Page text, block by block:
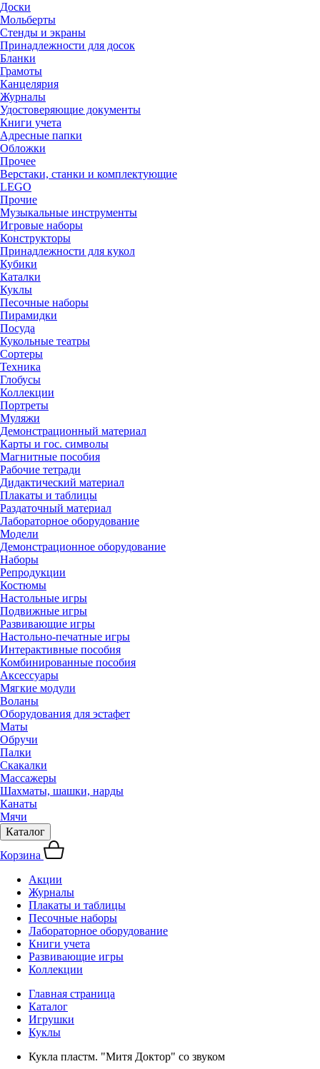
Доски
Мольберты
Стенды и экраны
Принадлежности для досок
Бланки
Грамоты
Канцелярия
Журналы
Удостоверяющие документы
Книги учета
Адресные папки
Обложки
Прочее
Верстаки, станки и комплектующие
LEGO
Прочие
Музыкальные инструменты
Игровые наборы
Конструкторы
Принадлежности для кукол
Кубики
Каталки
Куклы
Песочные наборы
Пирамидки
Посуда
Кукольные театры
Сортеры
Техника
Глобусы
Коллекции
Портреты
Муляжи
Демонстрационный материал
Карты и гос. символы
Магнитные пособия
Рабочие тетради
Дидактический материал
Плакаты и таблицы
Раздаточный материал
Лабораторное оборудование
Модели
Демонстрационное оборудование
Наборы
Репродукции
Костюмы
Настольные игры
Подвижные игры
Развивающие игры
Настольно-печатные игры
Интерактивные пособия
Комбинированные пособия
Аксессуары
Мягкие модули
Воланы
Оборудования для эстафет
Маты
Обручи
Палки
Скакалки
Массажеры
Шахматы, шашки, нарды
Канаты
Мячи
Каталог
Корзина
Акции
Журналы
Плакаты и таблицы
Песочные наборы
Лабораторное оборудование
Книги учета
Развивающие игры
Коллекции
Главная страница
Каталог
Игрушки
Куклы
Кукла пластм. "Митя Доктор" со звуком